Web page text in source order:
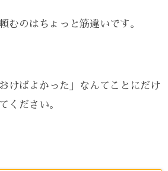
むのはちょっと筋違いです。
けばよかった」なんてことにだけ
ください。